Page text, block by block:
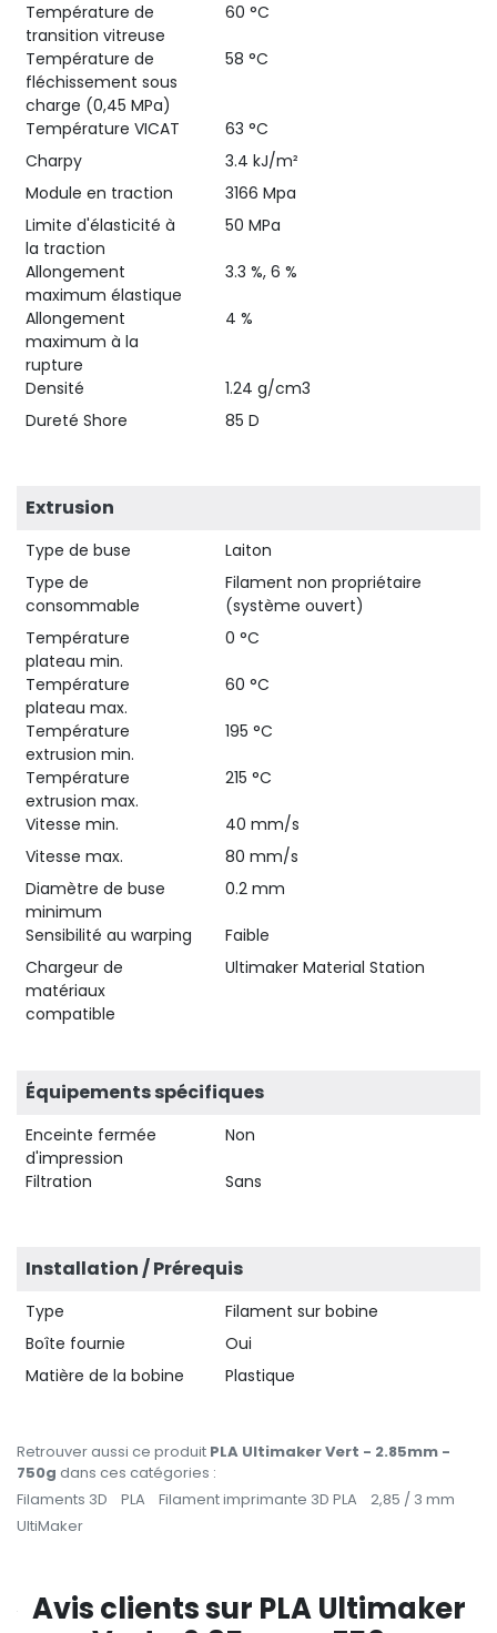
Température de
transition vitreuse
60 °C
Température de
fléchissement sous
charge (0,45 MPa)
58 °C
Température VICAT
63 °C
Charpy
3.4 kJ/m²
Module en traction
3166 Mpa
Limite d'élasticité à
la traction
50 MPa
Allongement
maximum élastique
3.3 %, 6 %
Allongement
maximum à la
rupture
4 %
Densité
1.24 g/cm3
Dureté Shore
85 D
Extrusion
Type de buse
Laiton
Type de
consommable
Filament non propriétaire
(système ouvert)
Température
plateau min.
0 °C
Température
plateau max.
60 °C
Température
extrusion min.
195 °C
Température
extrusion max.
215 °C
Vitesse min.
40 mm/s
Vitesse max.
80 mm/s
Diamètre de buse
minimum
0.2 mm
Sensibilité au warping
Faible
Chargeur de
matériaux
compatible
Ultimaker Material Station
Équipements spécifiques
Enceinte fermée
d'impression
Non
Filtration Sans
Installation / Prérequis
Type
Filament sur bobine
Boîte fournie
Oui
Matière de la bobine
Plastique
Retrouver aussi ce produit PLA Ultimaker Vert - 2.85mm -
750g dans ces catégories :
Filaments 3D
PLA Filament imprimante 3D PLA
2,85 / 3 mm
UltiMaker
Avis clients sur PLA Ultimaker